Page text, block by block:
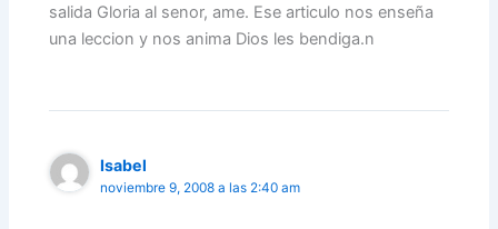
salida Gloria al senor, ame. Ese articulo nos enseña
una leccion y nos anima Dios les bendiga.n
Isabel
noviembre 9, 2008 a las 2:40 am